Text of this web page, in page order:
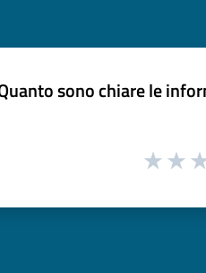
sono chiare le